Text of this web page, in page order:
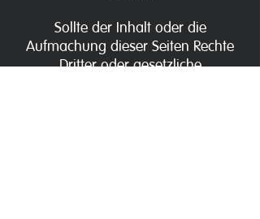
Sollte der Inhalt oder die
Aufmachung dieser Seiten Rechte
Dritter oder gesetzliche